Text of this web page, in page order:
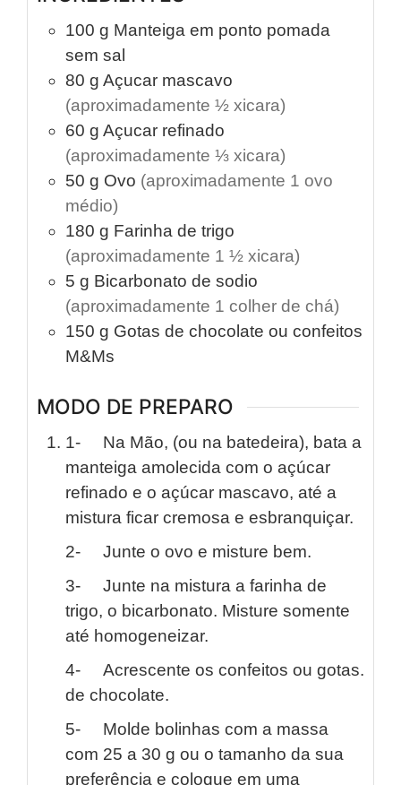
100 g Manteiga em ponto pomada
sem sal
80 g Açucar mascavo
(aproximadamente ½ xicara)
60 g Açucar refinado
(aproximadamente ⅓ xicara)
50 g Ovo (aproximadamente 1 ovo
médio)
180 g Farinha de trigo
(aproximadamente 1 ½ xicara)
5 g Bicarbonato de sodio
(aproximadamente 1 colher de chá)
150 g Gotas de chocolate ou confeitos
M&Ms
MODO DE PREPARO
1- Na Mão, (ou na batedeira), bata a
manteiga amolecida com o açúcar
refinado e o açúcar mascavo, até a
mistura ficar cremosa e esbranquiçar.
2- Junte o ovo e misture bem.
3- Junte na mistura a farinha de
trigo, o bicarbonato. Misture somente
até homogeneizar.
4- Acrescente os confeitos ou gotas.
de chocolate.
5- Molde bolinhas com a massa
com 25 a 30 g ou o tamanho da sua
preferência e coloque em uma